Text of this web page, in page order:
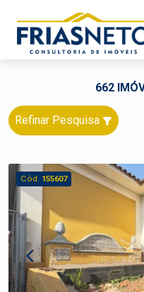
662
Refinar Pesquisa
Cód. 155607